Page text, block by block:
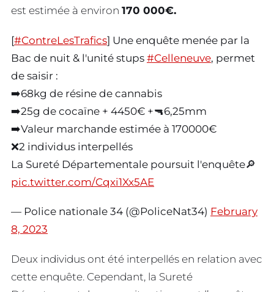
est estimée à environ 170 000€.
[#ContreLesTrafics] Une enquête menée par la
Bac de nuit & l'unité stups #Celleneuve, permet
de saisir :
➡️68kg de résine de cannabis
➡️25g de cocaïne + 4450€ +🔫6,25mm
➡️Valeur marchande estimée à 170000€
❌2 individus interpellés
La Sureté Départementale poursuit l'enquête🔎
pic.twitter.com/Cqxi1Xx5AE
— Police nationale 34 (@PoliceNat34) February
8, 2023
Deux individus ont été interpellés en relation avec
cette enquête. Cependant, la Sureté